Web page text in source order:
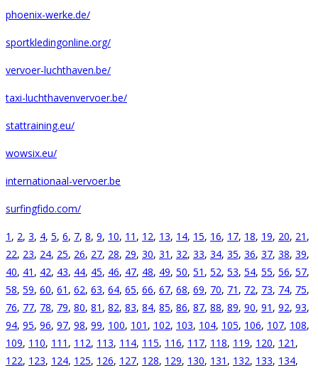
phoenix-werke.de/
sportkledingonline.org/
vervoer-luchthaven.be/
taxi-luchthavenvervoer.be/
stattraining.eu/
wowsix.eu/
internationaal-vervoer.be
surfingfido.com/
1 , 2, 3, 4, 5, 6, 7, 8, 9, 10, 11 , 12, 13, 14, 15, 16, 17, 18, 19, 20, 21 ,
22, 23, 24, 25, 26, 27, 28, 29, 30, 31 , 32, 33, 34, 35, 36, 37, 38, 39,
40, 41 , 42, 43, 44, 45, 46, 47, 48, 49, 50, 51 , 52, 53, 54, 55, 56, 57,
58, 59, 60, 61 , 62, 63, 64, 65, 66, 67, 68, 69, 70, 71 , 72, 73, 74, 75,
76, 77, 78, 79, 80, 81 , 82, 83, 84, 85, 86, 87, 88, 89, 90, 91 , 92, 93,
94, 95, 96, 97, 98, 99, 100, 101 , 102, 103, 104, 105, 106, 107, 108,
109, 110, 111 , 112, 113, 114, 115, 116, 117, 118, 119, 120, 121 ,
122, 123, 124, 125, 126, 127, 128, 129, 130, 131 , 132, 133, 134,